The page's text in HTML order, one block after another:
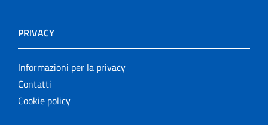
PRIVACY
Informazioni per la privacy
Contatti
Cookie policy